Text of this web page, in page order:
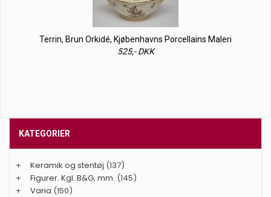
Terrin, Brun Orkidé, Kjøbenhavns Porcellains Maleri
525,- DKK
KATEGORIER
+ Keramik og stentøj (137)
+
Figurer. Kgl. B&G, mm. (145)
+
Varia (150)